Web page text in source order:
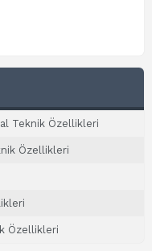
Teknik Özellikleri
Özellikleri
Özellikleri